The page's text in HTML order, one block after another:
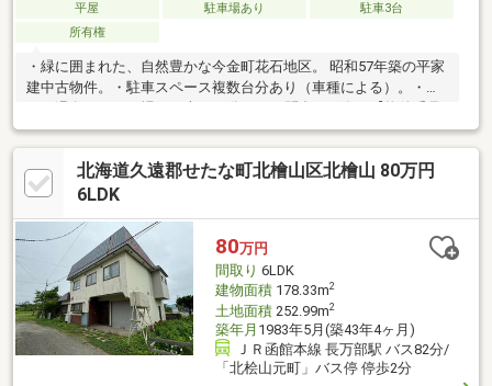
平屋 駐車場あり
駐車3台
所有権
・緑に囲まれた、自然豊かな今金町花石地区。 昭和57年築の平家
建中古物件。・駐車スペース複数台分あり（車種による）。・ピ
32307】とお伝えいただけるとスムーズにご対応できます。
北海道久遠郡せたな町北檜山区北檜山 80万円
6LDK
80万円
間取り 6LDK
建物面積178.33m2
土地面積252.99m2
築年月 1983年5月(築43年4ヶ月)
ＪＲ函館本線 長万部駅 バス82分/
「北桧山元町」バス停 停歩2分